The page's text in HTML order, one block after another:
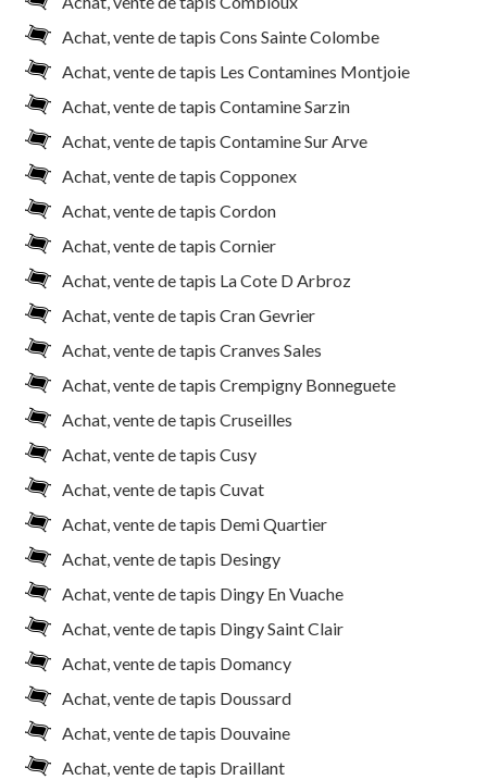
Achat, vente de tapis Cons Sainte Colombe
Achat, vente de tapis Les Contamines Montjoie
Achat, vente de tapis Contamine Sarzin
Achat, vente de tapis Contamine Sur Arve
Achat, vente de tapis Copponex
Achat, vente de tapis Cordon
Achat, vente de tapis Cornier
Achat, vente de tapis La Cote D Arbroz
Achat, vente de tapis Cran Gevrier
Achat, vente de tapis Cranves Sales
Achat, vente de tapis Crempigny Bonneguete
Achat, vente de tapis Cruseilles
Achat, vente de tapis Cusy
Achat, vente de tapis Cuvat
Achat, vente de tapis Demi Quartier
Achat, vente de tapis Desingy
Achat, vente de tapis Dingy En Vuache
Achat, vente de tapis Dingy Saint Clair
Achat, vente de tapis Domancy
Achat, vente de tapis Doussard
Achat, vente de tapis Douvaine
Achat, vente de tapis Draillant